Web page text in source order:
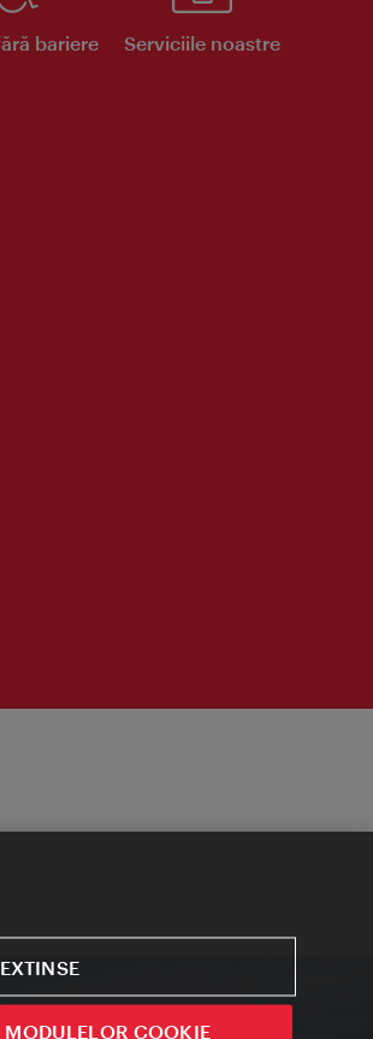
bariere Serviciile noastre
MODULELOR COOKIE